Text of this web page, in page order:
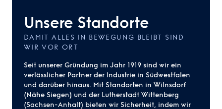
Unsere Standorte
DAMIT ALLES IN BEWEGUNG BLEIBT SIND
WIR VOR ORT
Seit unserer Gründung im Jahr 1919 sind wir ein
verlässlicher Partner der Industrie in Südwestfalen
und darüber hinaus. Mit Standorten in Wilnsdorf
(Nähe Siegen) und der Lutherstadt Wittenberg
(Sachsen-Anhalt) bieten wir Sicherheit, indem wir